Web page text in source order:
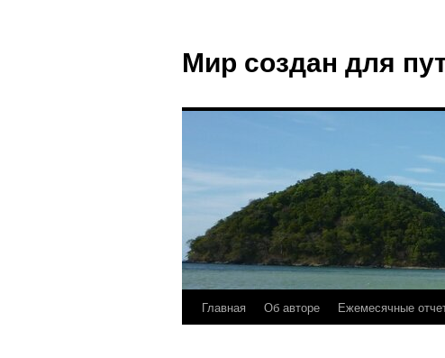
Мир создан для
Главная Об авторе Ежемесячные